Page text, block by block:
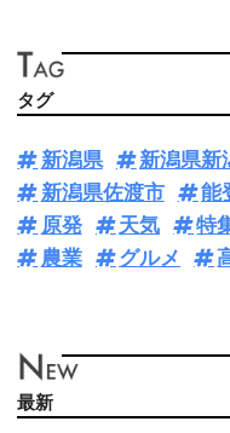
タグ
新潟県 新潟県新
新潟県佐渡市
能
原発
天気 特
農業
グルメ
最新